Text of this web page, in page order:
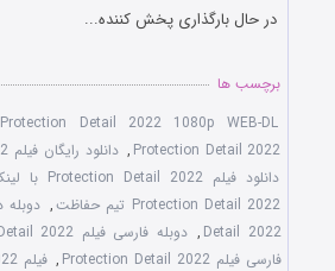
در حال بارگذاری پخش کننده...
برچسب ها
Protection Detail 2022 1080p WEB-DL
Protection Detail 2022
, دانلود رایگان فیلم Protection Detail 2022
دانلود فیلم Protection Detail 2022 با لینک مستقیم
Protection Detail 2022 تیم حفاظت
,
Detail 2022
, دوبله فارسی فیلم Protection Detail 2022
فارسی فیلم Protection Detail 2022
,